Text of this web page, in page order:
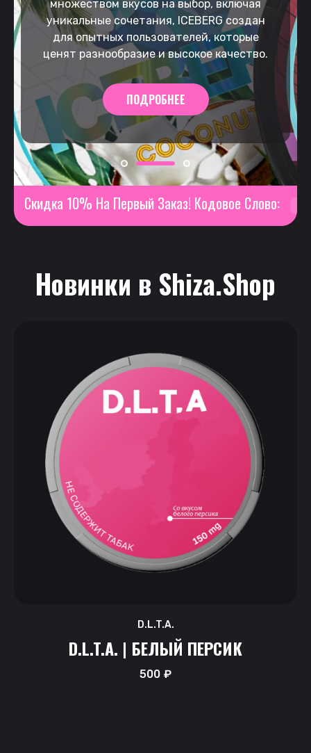
вкусы
и четыре уровня крепости: от легкого 6
мг/г
до более насыщенного 20 мг/г.
Выбери свой эксклюзивный снос EGP
ПОДРОБНЕЕ
множеством вкусов на выбор, включая
уникальные сочетания, ICEBERG создан
для опытных пользователей, которые
ценят разнообразие и высокое качество.
ПОДРОБНЕЕ
мг/г, предлагающий непревзойденное
качество и превосходный вкус мяты. Его
комфорт и удобство делают его отличным
выбором как для новичков, так и для
опытных пользователей.
ПОДРОБНЕЕ
Скидка 10% На Первый Заказ!
Новинки в Shiza.Shop
D.L.T.A.
D.L.T.A. | БЕЛЫЙ ПЕРСИК
500₽